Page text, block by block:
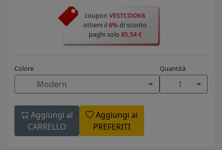
coupon VESTCOOK6
ottieni il6% di sconto
paghi solo 85,54 €
Colore
Modern
Quantità
1
Aggiungi al
CARRELLO
Aggiungi ai
PREFERITI